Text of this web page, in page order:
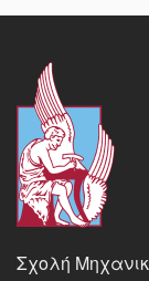
Σχολή